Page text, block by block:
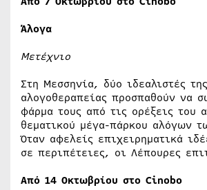
Άλογα
Μετέχνιο
Στη Μεσσηνία, δύο ιδεαλιστές της
αλογοθεραπείας προσπαθούν να
φάρμα τους από τις ορέξεις του
θεματικού μέγα-πάρκου αλόγων
Όταν αφελείς επιχειρηματικά
σε περιπέτειες, οι Λέπουρες
Από 14 Οκτωβρίου στο Cinobo